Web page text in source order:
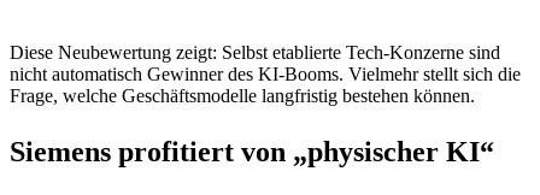
Diese Neubewertung zeigt: Selbst etablierte Tech-Konzerne sind
nicht automatisch Gewinner des KI-Booms. Vielmehr stellt sich die
Frage, welche Geschäftsmodelle langfristig bestehen können.
Siemens profitiert von „physischer KI“